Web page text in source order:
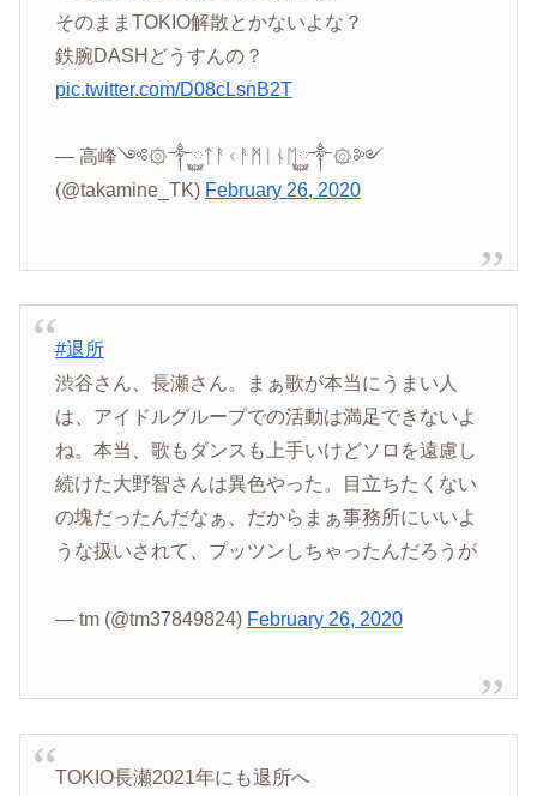
そのままTOKIO解散とかないよな？
鉄腕DASHどうすんの？
pic.twitter.com/D08cLsnB2T
— 高峰༺۞༒࿆ᛏᚨᚲᚨᛗᛁᚾᛖ࿆༒۞༻
(@takamine_TK) February 26, 2020
#退所
渋谷さん、長瀬さん。まぁ歌が本当にうまい人
は、アイドルグループでの活動は満足できないよ
ね。本当、歌もダンスも上手いけどソロを遠慮し
続けた大野智さんは異色やった。目立ちたくない
の塊だったんだなぁ、だからまぁ事務所にいいよ
うな扱いされて、プッツンしちゃったんだろうが
— tm (@tm37849824) February 26, 2020
TOKIO長瀬2021年にも退所へ